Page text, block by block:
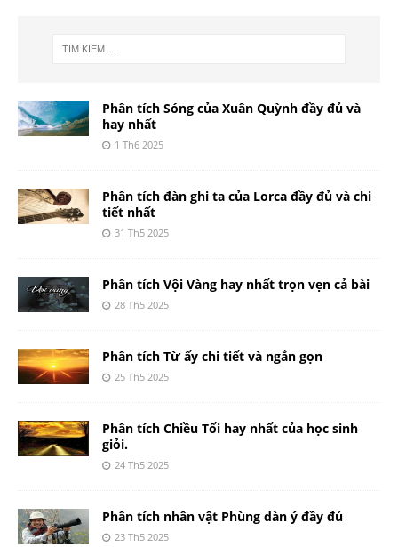
Phân tích Sóng của Xuân Quỳnh đầy đủ và
hay nhất
1 Th6 2025
Phân tích đàn ghi ta của Lorca đầy đủ và chi
tiết nhất
31 Th5 2025
Phân tích Vội Vàng hay nhất trọn vẹn cả bài
28 Th5 2025
Phân tích Từ ấy chi tiết và ngắn gọn
25 Th5 2025
Phân tích Chiều Tối hay nhất của học sinh
giỏi.
24 Th5 2025
Phân tích nhân vật Phùng dàn ý đầy đủ
23 Th5 2025